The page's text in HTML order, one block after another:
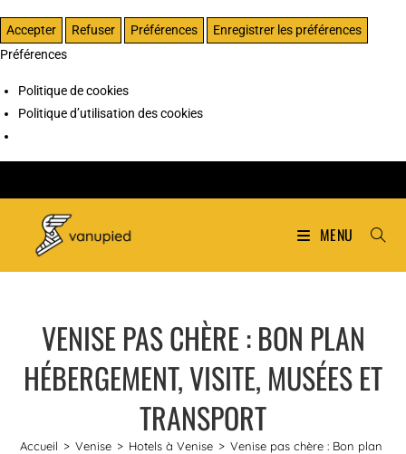
Accepter Refuser Préférences
Enregistrer les préférences
Préférences
Politique de cookies
Politique d’utilisation des cookies
MENU
VENISE PAS CHÈRE : BON PLAN
HÉBERGEMENT, VISITE, MUSÉES ET
TRANSPORT
Accueil > Venise > Hotels à Venise > Venise pas chère : Bon plan